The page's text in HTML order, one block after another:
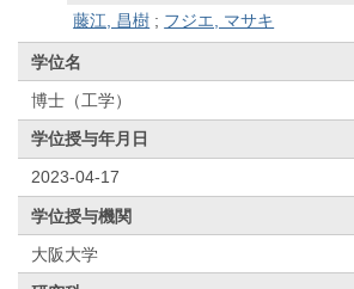
藤江, 昌樹 ; フジエ, マサキ
学位名
博士（工学）
学位授与年月日
2023-04-17
学位授与機関
大阪大学